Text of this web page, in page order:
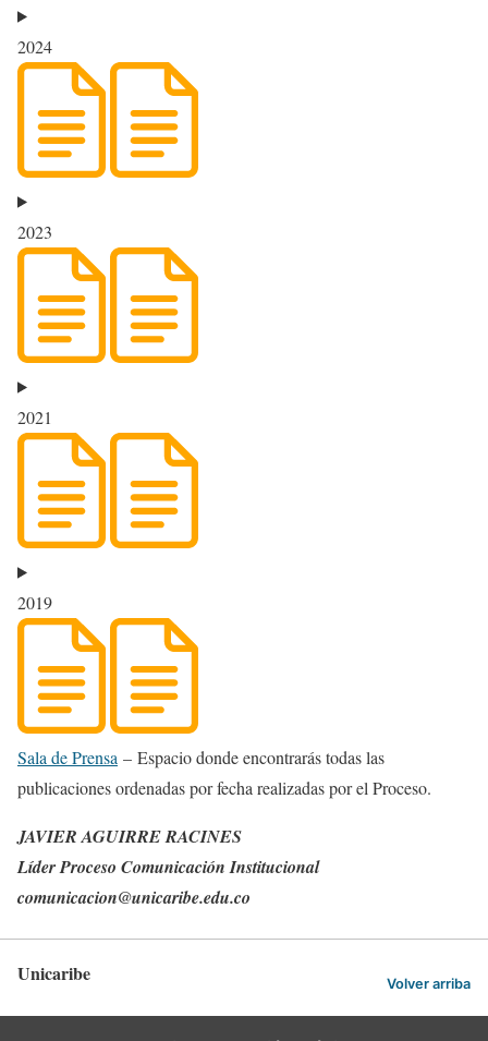
2024
2023
2021
2019
Sala de Prensa – Espacio donde encontrarás todas las
publicaciones ordenadas por fecha realizadas por el Proceso.
JAVIER AGUIRRE RACINES
Líder Proceso Comunicación Institucional
comunicacion@unicaribe.edu.co
Unicaribe Volver arriba